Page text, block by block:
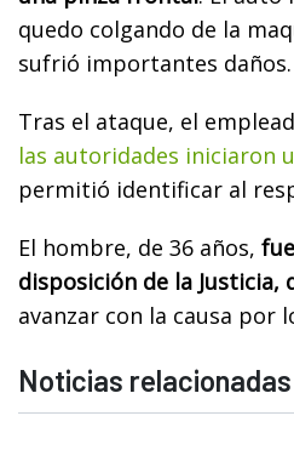
quedo colgando de la
sufrió importantes daños.
Tras el ataque, el
las autoridades iniciaron
permitió identificar al
El hombre, de 36 años,
disposición de la Justicia,
avanzar con la causa por
Noticias relacionadas